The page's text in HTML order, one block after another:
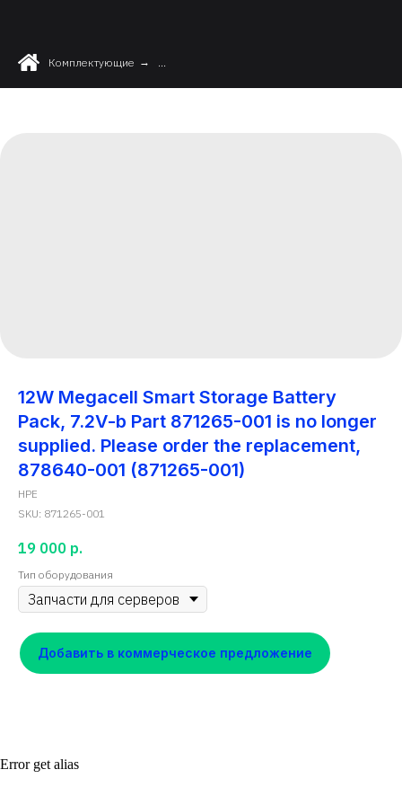
Комплектующие → ...
12W Megacell Smart Storage Battery
Pack, 7.2V-b Part 871265-001 is no longer
supplied. Please order the replacement,
878640-001 (871265-001)
HPE
SKU: 871265-001
19 000 р.
Тип оборудования
Добавить в коммерческое предложение
Error get alias